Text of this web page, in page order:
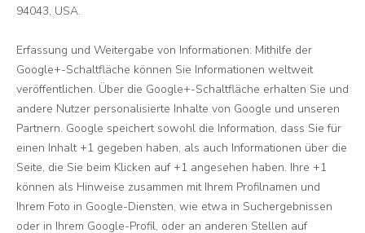
94043, USA.
Erfassung und Weitergabe von Informationen: Mithilfe der
Google+-Schaltfläche können Sie Informationen weltweit
veröffentlichen. Über die Google+-Schaltfläche erhalten Sie und
andere Nutzer personalisierte Inhalte von Google und unseren
Partnern. Google speichert sowohl die Information, dass Sie für
einen Inhalt +1 gegeben haben, als auch Informationen über die
Seite, die Sie beim Klicken auf +1 angesehen haben. Ihre +1
können als Hinweise zusammen mit Ihrem Profilnamen und
Ihrem Foto in Google-Diensten, wie etwa in Suchergebnissen
oder in Ihrem Google-Profil, oder an anderen Stellen auf